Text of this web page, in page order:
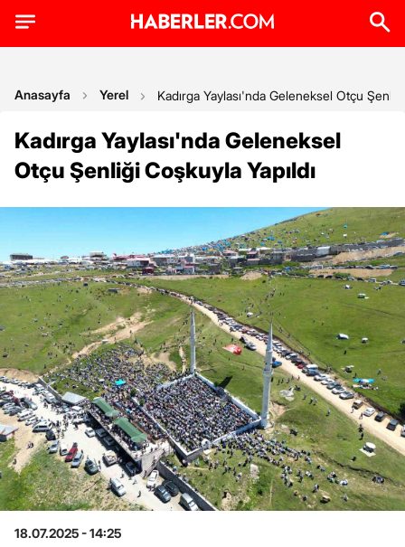
Anasayfa Yerel Kadırga Yaylası'nda Geleneksel Otçu
Kadırga Yaylası'nda Geleneksel
Otçu Şenliği Coşkuyla Yapıldı
18.07.2025 - 14:25